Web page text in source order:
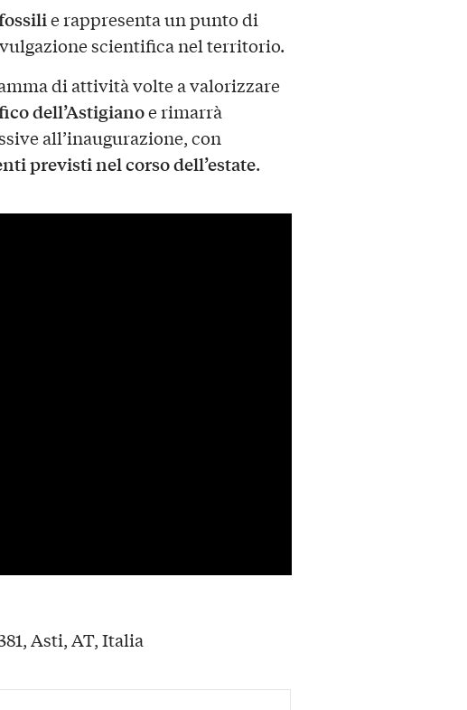
e rappresenta un punto di
scientifica nel territorio.
di attività volte a valorizzare
dell’Astigianoe rimarrà
all’inaugurazione, con
previsti nel corso dell’estate.
Asti, AT, Italia